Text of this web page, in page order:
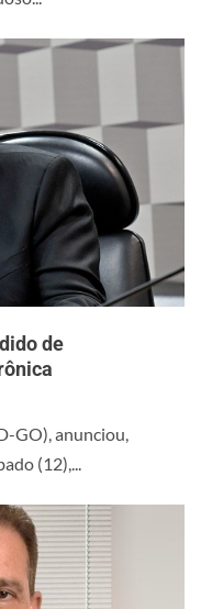
de
GO), anunciou,
(12),...